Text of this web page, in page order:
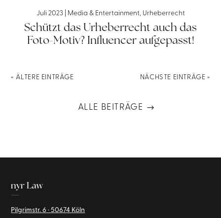
Schützt das Urheberrecht auch das
Foto-Motiv? Influencer aufgepasst!
Juli 2023| Media & Entertainment, Urheberrecht
« ÄLTERE EINTRÄGE NÄCHSTE EINTRÄGE »
ALLE BEITRÄGE
nyr Law
—
Pilgrimstr. 6 · 50674 Köln